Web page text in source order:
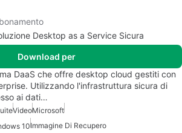
Desktop as a Service Sicura
Download per
DaaS che offre desktop cloud gestiti con
Utilizzando l'infrastruttura sicura di
ai dati…
VideoMicrosoft
10Immagine Di Recupero